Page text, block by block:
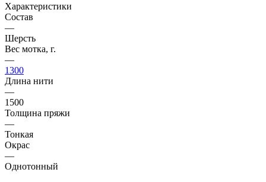
Характеристики
Состав
—
Шерсть
Вес мотка, г.
—
1300
Длина нити
—
1500
Толщина пряжи
—
Тонкая
Окрас
—
Однотонный